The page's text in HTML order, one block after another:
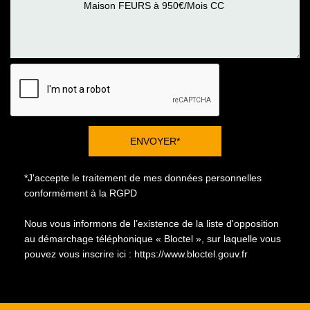
ENVOYER*
*J'accepte le traitement de mes données personnelles
conformément à la RGPD
Nous vous informons de l’existence de la liste d'opposition
au démarchage téléphonique « Bloctel », sur laquelle vous
pouvez vous inscrire ici : https://www.bloctel.gouv.fr